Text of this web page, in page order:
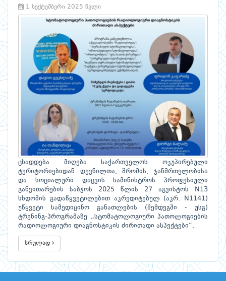
1 სექტემბერი 2025 წელი
ცხადდება მიღება საქართველოს ოკუპირებული
ტერიტორიებიდან დევნილთა, შრომის, ჯანმრთელობისა
და სოციალური დაცვის სამინისტროს პროფესიული
განვითარების საბჭოს 2025 წლის 27 აგვისტოს N13
სხდომის გადაწყვეტილებით აკრედიტებულ (აკრ. N1141)
უწყვეტი სამედიცინო განათლების (შემდეგში - უსგ)
ტრენინგ-პროგრამაზე „სტომატოლოგიური პათოლოგიების
რადიოლოგიური დიაგნოსტიკის ძირითადი ასპექტები“.
სრულად